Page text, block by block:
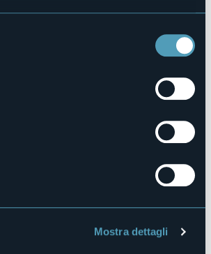
Mostra dettagli